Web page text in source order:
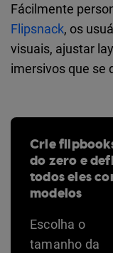
Fácilmente
Flipsnack, os
visuais, ajustar
imersivos que se
Crie
do zero e
todos eles
modelos
Escolha o
tamanho da